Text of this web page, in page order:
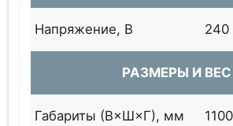
Напряжение, В 240
РАЗМЕРЫ И ВЕС
Габариты (В×Ш×Г), мм